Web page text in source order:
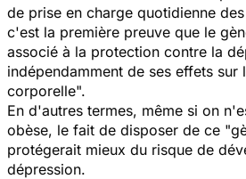
de prise en charge quotidienne
c'est la première preuve que le
associé à la protection contre la
indépendamment de ses effets sur
corporelle".
En d'autres termes, même si on
obèse, le fait de disposer de ce
protégerait mieux du risque de
dépression.